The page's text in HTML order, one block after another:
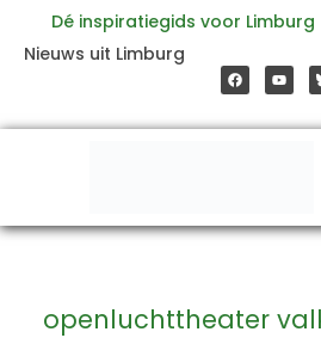
inhoud
Dé inspiratiegids voor Limburg
Nieuws uit Limburg
a
c
e
o
o
o
u
t
b
e
openluchttheater